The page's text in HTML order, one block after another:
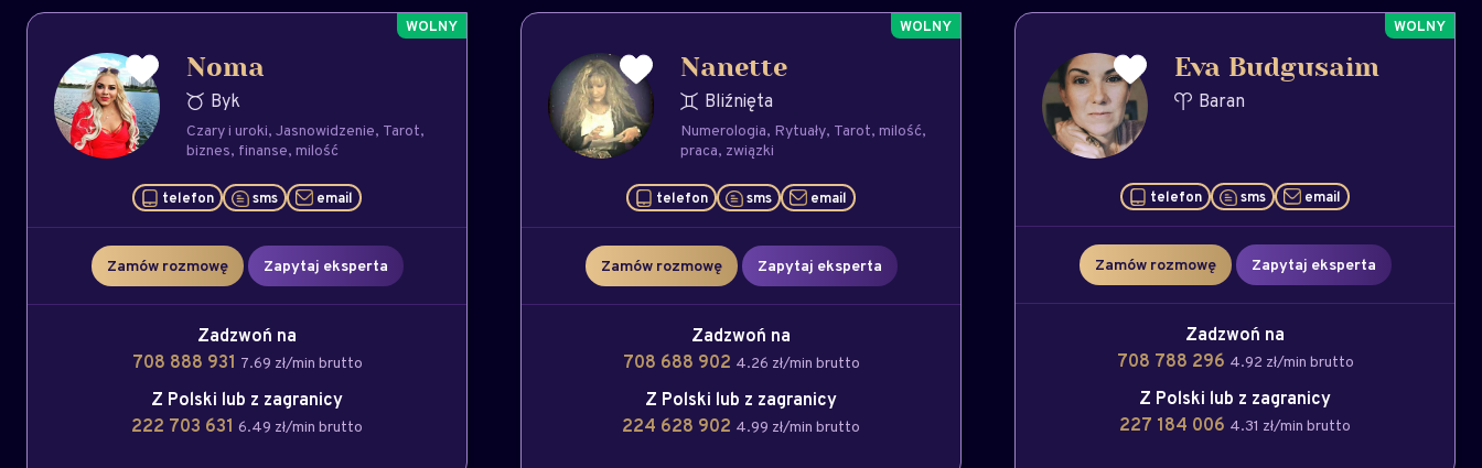
Noma
Byk
Czary i uroki Jasnowidzenie Tarot
biznes finanse milość
telefon sms email
Zamów rozmowę Zapytaj eksperta
Zadzwoń na
708 888 931 7.69 zł/min brutto
Z Polski lub z zagranicy
222 703 631 6.49 zł/min brutto
Nanette
Bliźnięta
Numerologia Rytuały Tarot milość
praca związki
telefon sms email
Zamów rozmowę Zapytaj eksperta
Zadzwoń na
708 688 902 4.26 zł/min brutto
Z Polski lub z zagranicy
224 628 902 4.99 zł/min brutto
Eva Budgusaim
Baran
telefon sms email
Zamów rozmowę Zapytaj eksperta
Zadzwoń na
708 788 296 4.92 zł/min brutto
Z Polski lub z zagranicy
227 184 006 4.31 zł/min brutto